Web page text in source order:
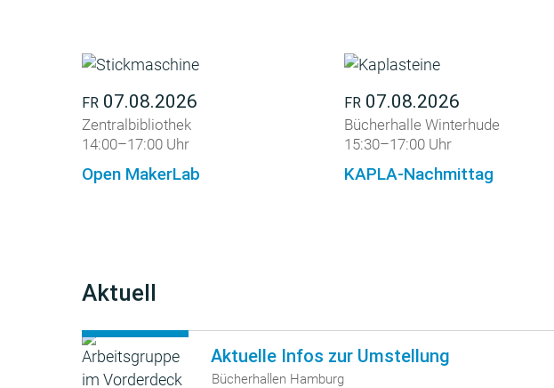
FR 07.08.2026
Zentralbibliothek
14:00–17:00 Uhr
Open MakerLab
FR 07.08.2026
Bücherhalle Winterhude
15:30–17:00 Uhr
KAPLA-Nachmittag
Aktuell
Aktuelle Infos zur Umstellung
Bücherhallen Hamburg